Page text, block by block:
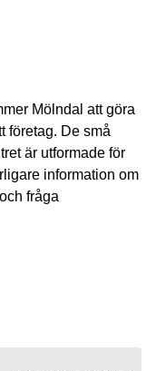
Mölndal att göra
företag. De små
är utformade för
information om
fråga